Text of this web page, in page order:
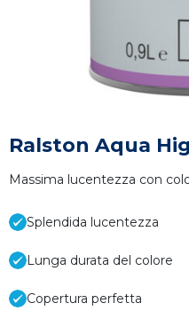
Ralston Aqua
Massima lucentezza con
Splendida lucentezza
Lunga durata del colore
Copertura perfetta